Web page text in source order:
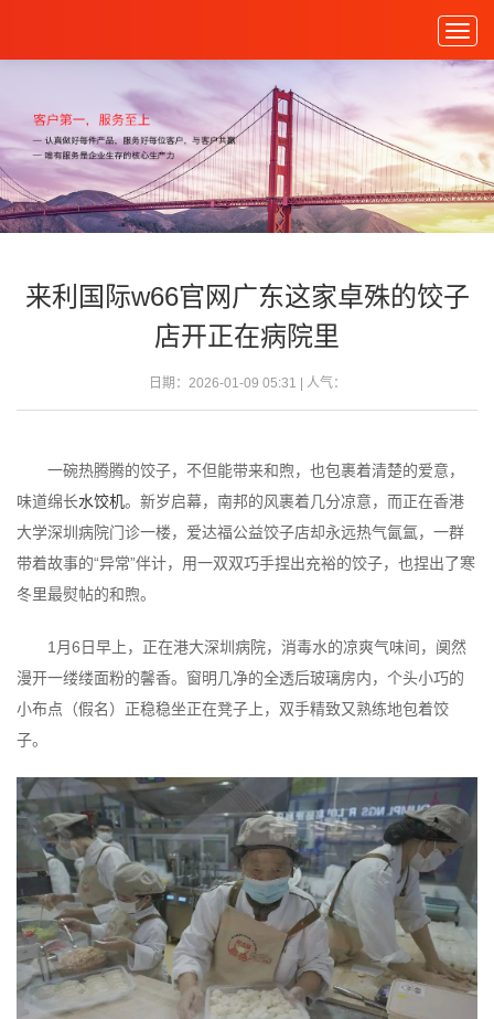
来利国际w66官网广东这家卓殊的饺子
店开正在病院里
日期：2026-01-09 05:31 | 人气：
一碗热腾腾的饺子，不但能带来和煦，也包裹着清楚的爱意，
味道绵长水饺机。新岁启幕，南邦的风裹着几分凉意，而正在香港
大学深圳病院门诊一楼，爱达福公益饺子店却永远热气氤氲，一群
带着故事的“异常”伴计，用一双双巧手捏出充裕的饺子，也捏出了寒
冬里最熨帖的和煦。
1月6日早上，正在港大深圳病院，消毒水的凉爽气味间，阒然
漫开一缕缕面粉的馨香。窗明几净的全透后玻璃房内，个头小巧的
小布点（假名）正稳稳坐正在凳子上，双手精致又熟练地包着饺
子。